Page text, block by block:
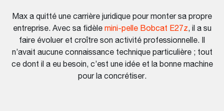
Max a quitté une carrière juridique pour monter sa propre
entreprise. Avec sa fidèle mini-pelle Bobcat E27z, il a su
faire évoluer et croître son activité professionnelle. Il
n’avait aucune connaissance technique particulière ; tout
ce dont il a eu besoin, c’est une idée et la bonne machine
pour la concrétiser.